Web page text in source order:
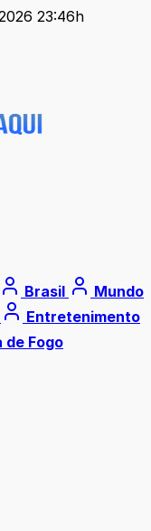
23:46h
Brasil
Mundo
Entretenimento
de Fogo